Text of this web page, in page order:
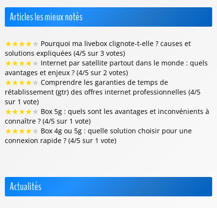
Articles les mieux notés
★★★★★ Pourquoi ma livebox clignote-t-elle ? causes et
solutions expliquées (4/5 sur 3 votes)
★★★★★ Internet par satellite partout dans le monde : quels
avantages et enjeux ? (4/5 sur 2 votes)
★★★★★ Comprendre les garanties de temps de
rétablissement (gtr) des offres internet professionnelles (4/5
sur 1 vote)
★★★★★ Box 5g : quels sont les avantages et inconvénients à
connaître ? (4/5 sur 1 vote)
★★★★★ Box 4g ou 5g : quelle solution choisir pour une
connexion rapide ? (4/5 sur 1 vote)
Actualités